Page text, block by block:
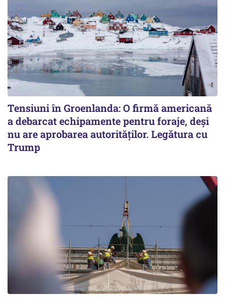
Tensiuni în Groenlanda: O firmă americană
a debarcat echipamente pentru foraje, deși
nu are aprobarea autorităților. Legătura cu
Trump